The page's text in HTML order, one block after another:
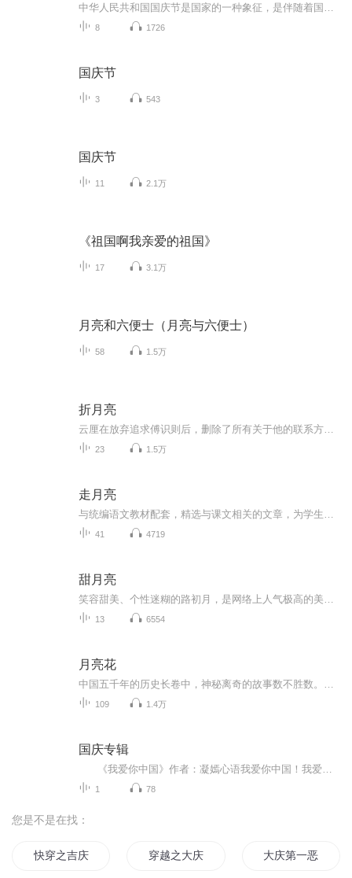
8 1726
国庆节
3 543
国庆节
11 2.1万
《祖国啊我亲爱的祖国》
17 3.1万
月亮和六便士（月亮与六便士）
58 1.5万
折月亮
23 1.5万
走月亮
41 4719
甜月亮
13 6554
月亮花
109 1.4万
国庆专辑
1 78
您是不是在找：
快穿之吉庆有余 穿越之大庆帝国 大庆第一恶